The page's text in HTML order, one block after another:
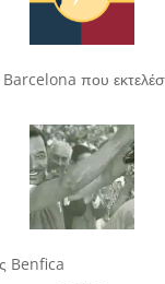
που
Benfica